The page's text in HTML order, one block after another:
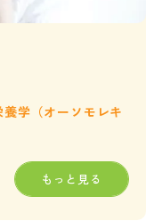
学（オーソモレキ
もっと見る